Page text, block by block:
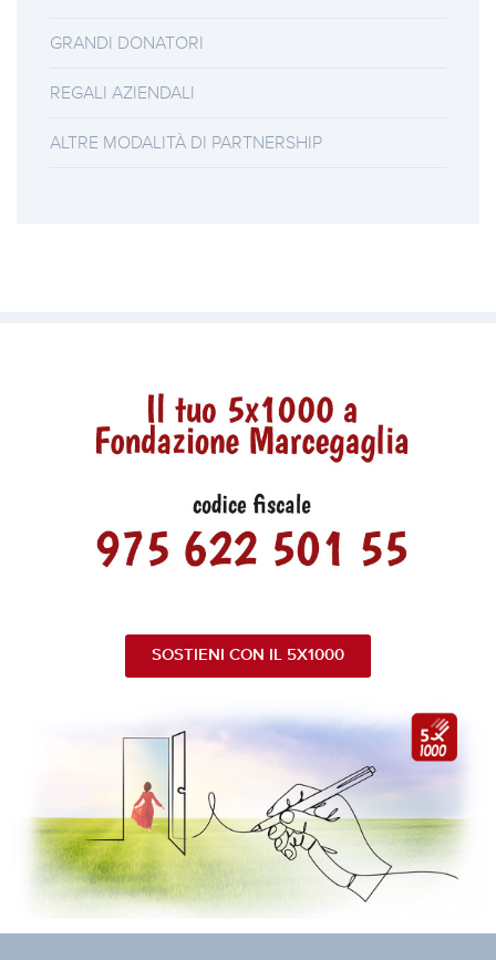
GRANDI DONATORI
REGALI AZIENDALI
ALTRE MODALITÀ DI PARTNERSHIP
SOSTIENI CON IL 5X1000